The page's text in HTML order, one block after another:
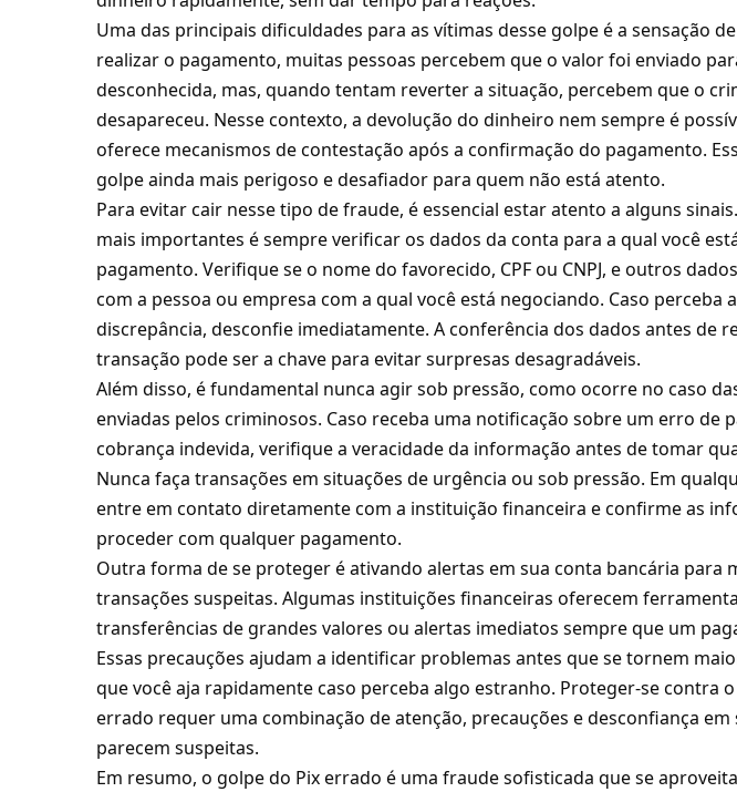
Uma das principais dificuldades para as vítimas desse golpe é a sensação
realizar o pagamento, muitas pessoas percebem que o valor foi enviado
desconhecida, mas, quando tentam reverter a situação, percebem que o
desapareceu. Nesse contexto, a devolução do dinheiro nem sempre é
oferece mecanismos de contestação após a confirmação do pagamento.
golpe ainda mais perigoso e desafiador para quem não está atento.
Para evitar cair nesse tipo de fraude, é essencial estar atento a alguns
mais importantes é sempre verificar os dados da conta para a qual você
pagamento. Verifique se o nome do favorecido, CPF ou CNPJ, e outros
com a pessoa ou empresa com a qual você está negociando. Caso perceba
discrepância, desconfie imediatamente. A conferência dos dados antes de
transação pode ser a chave para evitar surpresas desagradáveis.
Além disso, é fundamental nunca agir sob pressão, como ocorre no caso
enviadas pelos criminosos. Caso receba uma notificação sobre um erro de
cobrança indevida, verifique a veracidade da informação antes de tomar
Nunca faça transações em situações de urgência ou sob pressão. Em
entre em contato diretamente com a instituição financeira e confirme as
proceder com qualquer pagamento.
Outra forma de se proteger é ativando alertas em sua conta bancária para
transações suspeitas. Algumas instituições financeiras oferecem
transferências de grandes valores ou alertas imediatos sempre que um
Essas precauções ajudam a identificar problemas antes que se tornem
que você aja rapidamente caso perceba algo estranho. Proteger-se contra
errado requer uma combinação de atenção, precauções e desconfiança em
parecem suspeitas.
Em resumo, o golpe do Pix errado é uma fraude sofisticada que se